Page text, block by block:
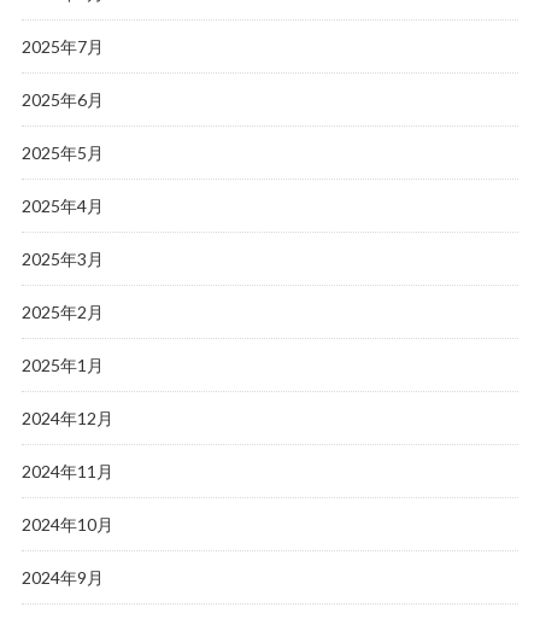
2025年7月
2025年6月
2025年5月
2025年4月
2025年3月
2025年2月
2025年1月
2024年12月
2024年11月
2024年10月
2024年9月